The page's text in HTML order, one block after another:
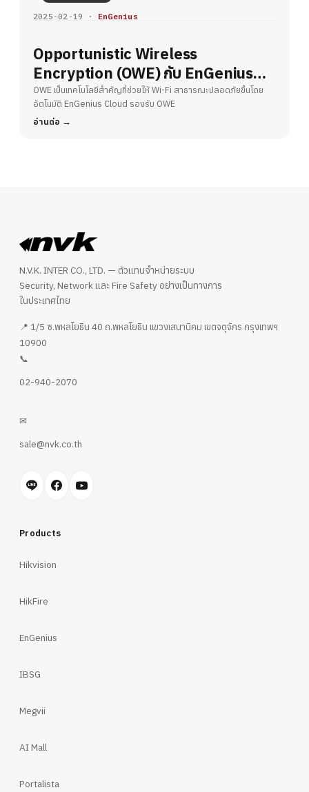
2025-02-19 · EnGenius
Opportunistic Wireless
Encryption (OWE) กับ EnGenius
Cloud – ยกระดับความปลอดภัย Wi-Fi
สาธารณะ
OWE เป็นเทคโนโลยีสำคัญที่ช่วยให้ Wi-Fi สาธารณะปลอดภัยขึ้นโดย
อัตโนมัติ EnGenius Cloud รองรับ OWE
อ่านต่อ
N.V.K. INTER CO., LTD. — ตัวแทนจำหน่ายระบบ
Security, Network และ Fire Safety อย่างเป็นทางการ
ในประเทศไทย
📍 1/5 ซ.พหลโยธิน 40 ถ.พหลโยธิน แขวงเสนานิคม เขตจตุจักร กรุงเทพฯ
10900
📞
02-940-2070
✉
sale@nvk.co.th
Products
Hikvision
HikFire
EnGenius
IBSG
Megvii
AI Mall
Portalista